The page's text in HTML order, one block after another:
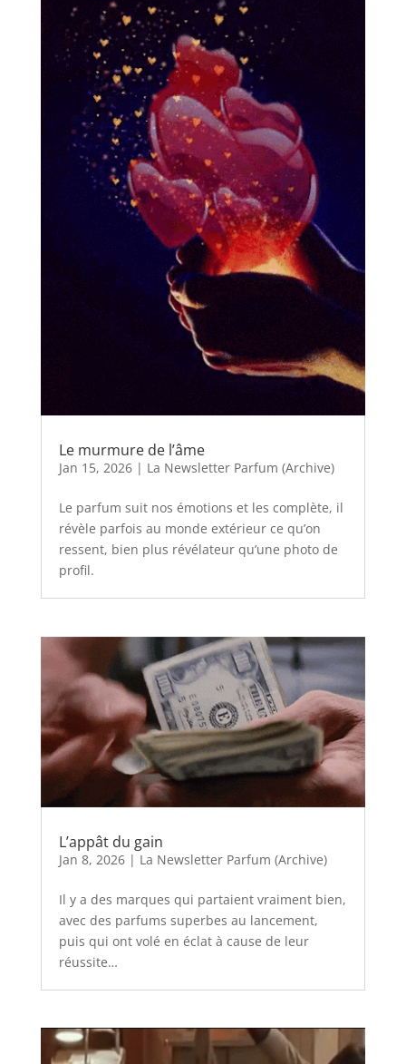
Le murmure de l’âme
Jan 15, 2026| La Newsletter Parfum (Archive)
Le parfum suit nos émotions et les complète, il
révèle parfois au monde extérieur ce qu’on
ressent, bien plus révélateur qu’une photo de
profil.
L’appât du gain
Jan 8, 2026| La Newsletter Parfum (Archive)
Il y a des marques qui partaient vraiment bien,
avec des parfums superbes au lancement,
puis qui ont volé en éclat à cause de leur
réussite…